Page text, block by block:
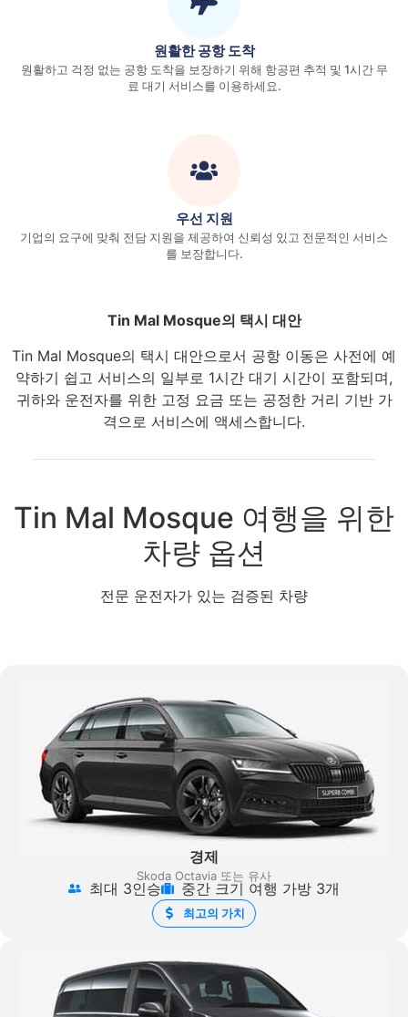
원활한 공항 도착
원활하고 걱정 없는 공항 도착을 보장하기 위해 항공편 추적 및 1시간 무
료 대기 서비스를 이용하세요.
우선 지원
기업의 요구에 맞춰 전담 지원을 제공하여 신뢰성 있고 전문적인 서비스
를 보장합니다.
Tin Mal Mosque의 택시 대안
Tin Mal Mosque의 택시 대안으로서 공항 이동은 사전에 예
약하기 쉽고 서비스의 일부로 1시간 대기 시간이 포함되며,
귀하와 운전자를 위한 고정 요금 또는 공정한 거리 기반 가
격으로 서비스에 액세스합니다.
Tin Mal Mosque 여행을 위한
차량 옵션
전문 운전자가 있는 검증된 차량
경제
Skoda Octavia 또는 유사
최대 3인승 중간 크기 여행 가방 3개
최고의 가치